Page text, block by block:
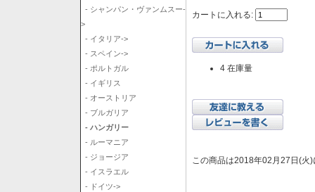
- シャンパン・ヴァンムスー-
>
- イタリア->
- スペイン->
- ポルトガル
- イギリス
- オーストリア
- ブルガリア
- ハンガリー
- ルーマニア
- ジョージア
- イスラエル
- ドイツ->
カートに入れる:
4 在庫量
この商品は2018年02月27日(火